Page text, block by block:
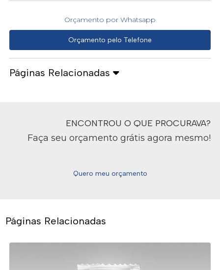
Orçamento por Whatsapp
Orçamento pelo Telefone
Páginas Relacionadas
ENCONTROU O QUE PROCURAVA?
Faça seu orçamento grátis agora mesmo!
Quero meu orçamento
Páginas Relacionadas